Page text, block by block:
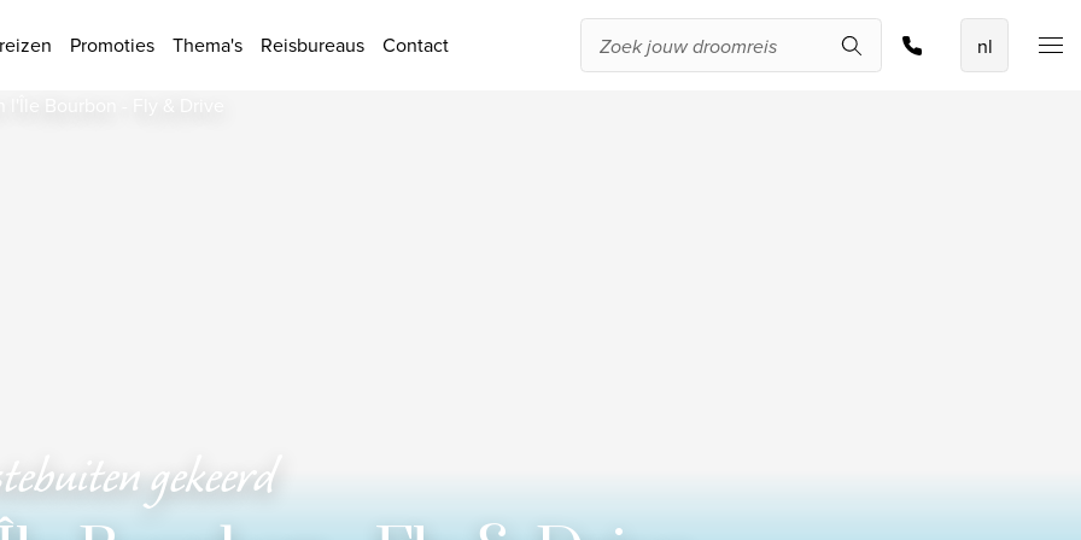
Promoties Thema's Reisbureaus Contact
De beste
Offerte aanvragen
gekeerd